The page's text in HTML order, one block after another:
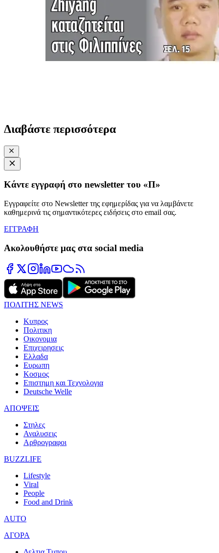
Διαβάστε περισσότερα
Κάντε εγγραφή στο newsletter του «Π»
Εγγραφείτε στο Newsletter της εφημερίδας για να λαμβάνετε
καθημερινά τις σημαντικότερες ειδήσεις στο email σας.
ΕΓΓΡΑΦΗ
Ακολουθήστε μας στα social media
ΠΟΛΙΤΗΣ NEWS
Κυπρος
Πολιτικη
Οικονομια
Επιχειρησεις
Ελλαδα
Ευρωπη
Κοσμος
Επιστημη και Τεχνολογια
Deutsche Welle
ΑΠΟΨΕΙΣ
Στηλες
Αναλυσεις
Αρθρογραφοι
BUZZLIFE
Lifestyle
Viral
People
Food and Drink
AUTO
ΑΓΟΡΑ